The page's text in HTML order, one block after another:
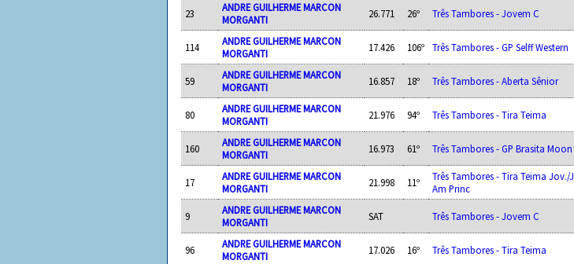
23
ANDRE GUILHERME MARCON
MORGANTI
26.771 26º Três Tambores - Jovem C
114
ANDRE GUILHERME MARCON
MORGANTI
17.426 106º Três Tambores - GP Selff Western
59
ANDRE GUILHERME MARCON
MORGANTI
16.857 18º Três Tambores - Aberta Sênior
80
ANDRE GUILHERME MARCON
MORGANTI
21.976 94º Três Tambores - Tira Teima
160
ANDRE GUILHERME MARCON
MORGANTI
16.973 61º Três Tambores - GP Brasita Moon
17
ANDRE GUILHERME MARCON
MORGANTI
21.998 11º
Três Tambores - Tira Teima Jov./
Am Princ
9
ANDRE GUILHERME MARCON
MORGANTI
SAT Três Tambores - Jovem C
96
ANDRE GUILHERME MARCON
MORGANTI
17.026 16º Três Tambores - Tira Teima